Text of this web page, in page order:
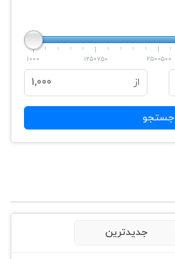
1000 1250750 2500500
از 1,000
جستجو
جدیدترین